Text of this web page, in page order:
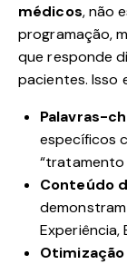
médicos, não
programação,
que responde
pacientes. Isso
Palavras-
específicos
“tratamento
Conteúdo
Otimização